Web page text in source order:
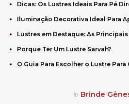
Dicas: Os Lustres Ideais Para Pé
Iluminação Decorativa Ideal Para
Lustres em Destaque: As
Porque Ter Um Lustre Sarvah?
O Guia Para Escolher o Lustre
✨ Brinde